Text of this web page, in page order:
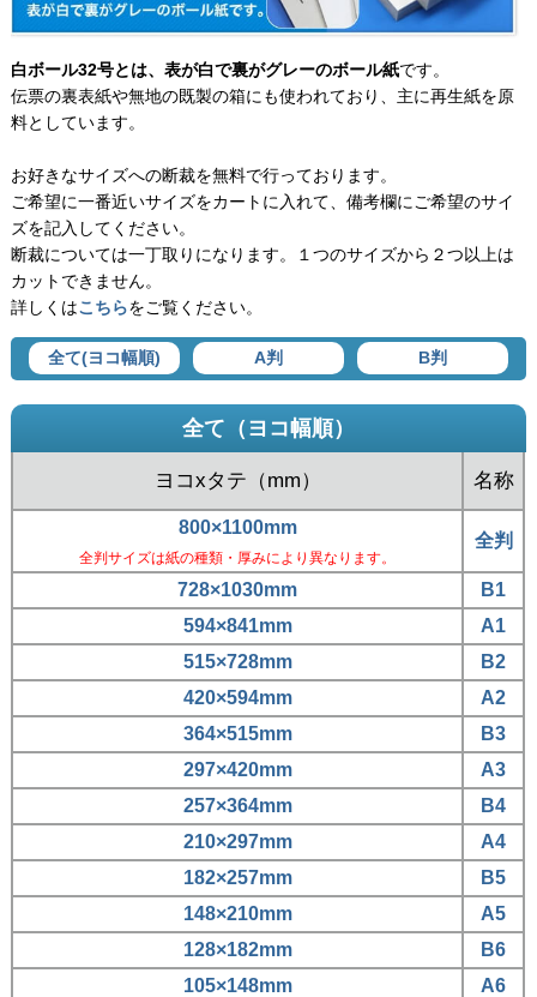
白ボール32号とは、表が白で裏がグレーのボール紙です。
伝票の裏表紙や無地の既製の箱にも使われており、主に再生紙を原
料としています。
お好きなサイズへの断裁を無料で行っております。
ご希望に一番近いサイズをカートに入れて、備考欄にご希望のサイ
ズを記入してください。
断裁については一丁取りになります。１つのサイズから２つ以上は
カットできません。
詳しくはこちらをご覧ください。
全て(ヨコ幅順) A判 B判
全て（ヨコ幅順）
ヨコxタテ（mm） 名称
800×1100mm
全判サイズは紙の種類・厚みにより異なります。
全判
728×1030mm
B1
594×841mm
A1
515×728mm
B2
420×594mm
A2
364×515mm
B3
297×420mm
A3
257×364mm
B4
210×297mm
A4
182×257mm
B5
148×210mm
A5
128×182mm
B6
105×148mm
A6